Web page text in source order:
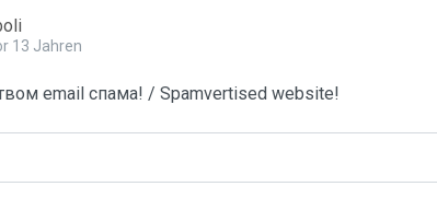
13 Jahren
email спама! / Spamvertised website!